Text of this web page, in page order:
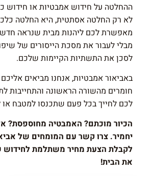
ההחלטה על חידוש אמבטיות או חידוש
לא רק החלטה אסתטית, היא החלטה
מאפשרת לכם ליהנות מבית שנראה חדש,
מבלי לעבור את מסכת הייסורים של
לסכן את התשתיות הקיימות שלכם.
באביאור אמבטיות, אנחנו מביאים אליכם
חומרים מהשורה הראשונה והתחייבות
לכם לחייך בכל פעם שתכנסו למטבח
הכיור מוכתם? האמבטיה מחוספסת?
יחמיר. צרו קשר עם המומחים של
לקבלת הצעת מחיר משתלמת לחידוש
את הבית!